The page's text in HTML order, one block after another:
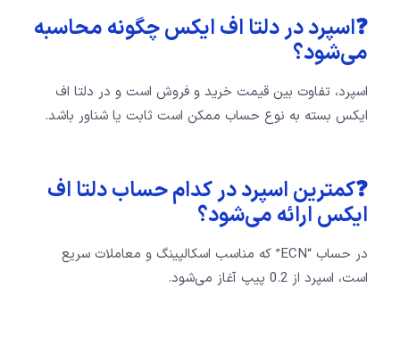
❓اسپرد در دلتا اف ایکس چگونه محاسبه
می‌شود؟
اسپرد، تفاوت بین قیمت خرید و فروش است و در دلتا اف
ایکس بسته به نوع حساب ممکن است ثابت یا شناور باشد.
❓کمترین اسپرد در کدام حساب دلتا اف
ایکس ارائه می‌شود؟
در حساب “ECN” که مناسب اسکالپینگ و معاملات سریع
است، اسپرد از 0.2 پیپ آغاز می‌شود.